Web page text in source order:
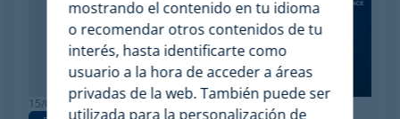
15/06/2026
mostrando el contenido en tu idioma
o recomendar otros contenidos de tu
interés, hasta identificarte como
usuario a la hora de acceder a áreas
privadas de la web. También puede ser
utilizada para la personalización de